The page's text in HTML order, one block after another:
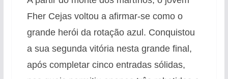
Fher Cejas voltou a afirmar-se como o
grande herói da rotação azul. Conquistou
a sua segunda vitória nesta grande final,
após completar cinco entradas sólidas,